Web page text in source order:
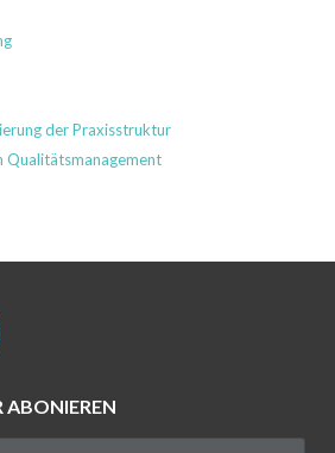
der Praxisstruktur
Qualitätsmanagement
ABONIEREN